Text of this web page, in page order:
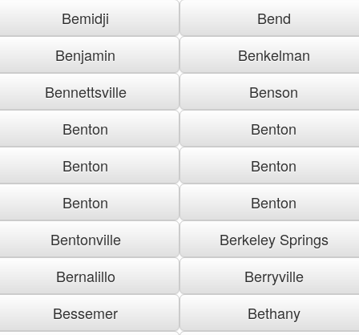
Bemidji
Bend
Benjamin
Benkelman
Bennettsville
Benson
Benton
Benton
Benton
Benton
Benton
Benton
Bentonville
Berkeley Springs
Bernalillo
Berryville
Bessemer
Bethany